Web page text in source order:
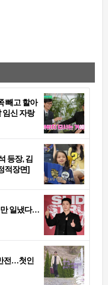
빼고 할아
신 자랑
등장, 김
적장면]
만 일냈다…
전…첫인